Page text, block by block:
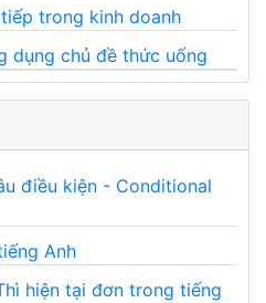
trong kinh doanh
dụng chủ đề thức uống
điều kiện - Conditional
Anh
hiện tại đơn trong tiếng